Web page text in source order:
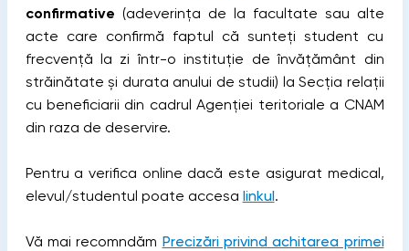
confirmative (adeverința de la facultate sau alte
acte care confirmă faptul că sunteți student cu
frecvență la zi într-o instituție de învățământ din
străinătate și durata anului de studii) la Secția relații
cu beneficiarii din cadrul Agenției teritoriale a CNAM
din raza de deservire.
Pentru a verifica online dacă este asigurat medical,
elevul/studentul poate accesa linkul.
Vă mai recomndăm Precizări privind achitarea primei